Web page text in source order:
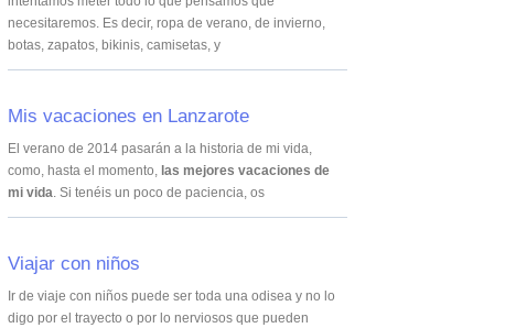
necesitaremos. Es decir, ropa de verano, de invierno,
botas, zapatos, bikinis, camisetas, y
Mis vacaciones en Lanzarote
El verano de 2014 pasarán a la historia de mi vida,
como, hasta el momento, las mejores vacaciones de
mi vida. Si tenéis un poco de paciencia, os
Viajar con niños
Ir de viaje con niños puede ser toda una odisea y no lo
digo por el trayecto o por lo nerviosos que pueden